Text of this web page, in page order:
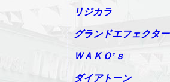
リジカラ
グランドエフェクター
ＷＡＫＯ’ｓ
ダイアトーン